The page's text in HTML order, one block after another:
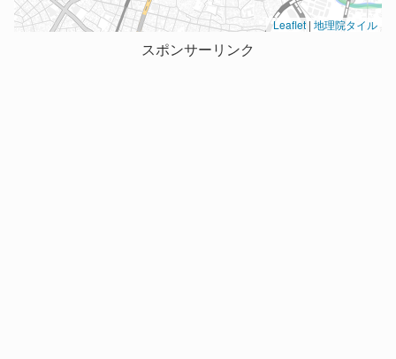
Leaflet | 地理院タイル
スポンサーリンク